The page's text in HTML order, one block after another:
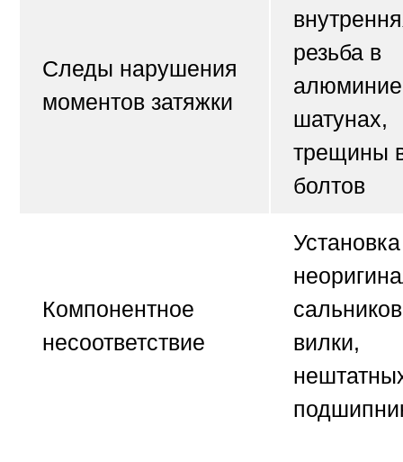
Следы нарушения
моментов затяжки
резьба в
шатунах,
трещины
болтов
Компонентное
несоответствие
Установка
сальников
вилки,